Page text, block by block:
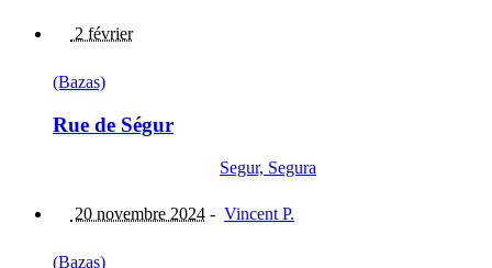
2 février
(Bazas)
Rue de Ségur
Segur, Segura
20 novembre 2024 - Vincent P.
(Bazas)